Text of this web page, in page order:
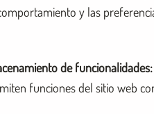
y las
de funcionalidades:
funciones del sitio web